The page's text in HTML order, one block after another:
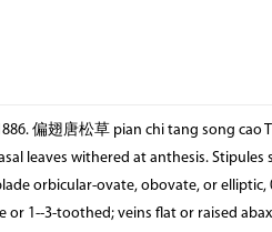
偏翅唐松草 pian chi tang song
leaves withered at anthesis.
orbicular-ovate, obovate, or elliptic,
1--3-toothed; veins flat or raised